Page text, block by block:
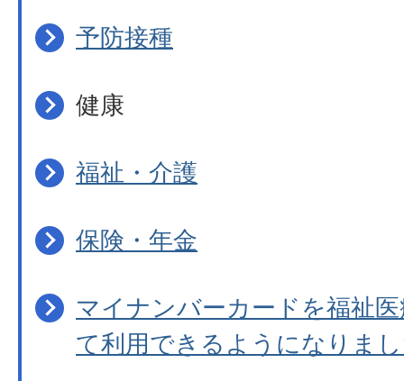
予防接種
健康
福祉・介護
保険・年金
マイナンバーカードを福祉
て利用できるようになりま